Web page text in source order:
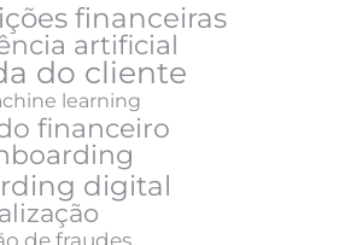
financeiras
artificial
do cliente
learning
financeiro
digital
de fraudes